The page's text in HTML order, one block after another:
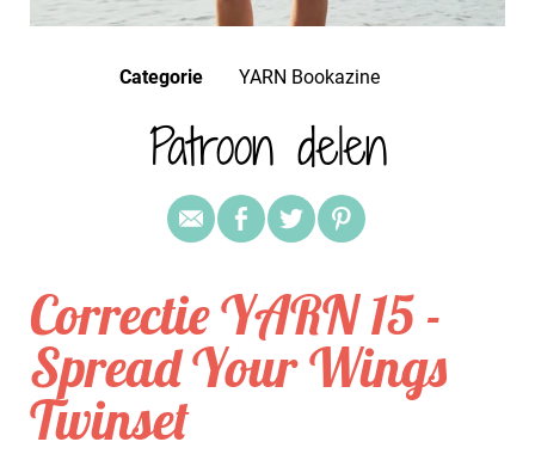
Categorie YARN Bookazine
Patroon delen
Correctie YARN 15 -
Spread Your Wings
Twinset